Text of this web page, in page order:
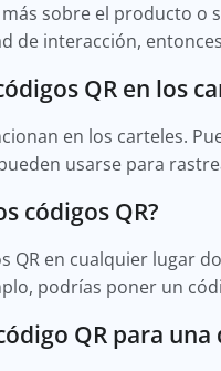
sobre el producto o
de interacción,
QR en los
en los carteles.
usarse para
códigos QR?
QR en cualquier lugar
podrías poner un
QR para una